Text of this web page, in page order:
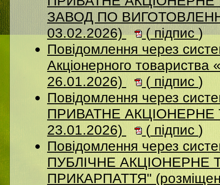
ЗАВОД ПО
03.02.2026)
(підпис)
Повідомлення через
Акціонерного
26.01.2026)
( підпис )
Повідомлення через
ПРИВАТНЕ АКЦІОНЕРНЕ
23.01.2026)
( підпис )
Повідомлення через
ПУБЛІЧНЕ АКЦІОНЕРНЕ
ПРИКАРПАТТЯ"